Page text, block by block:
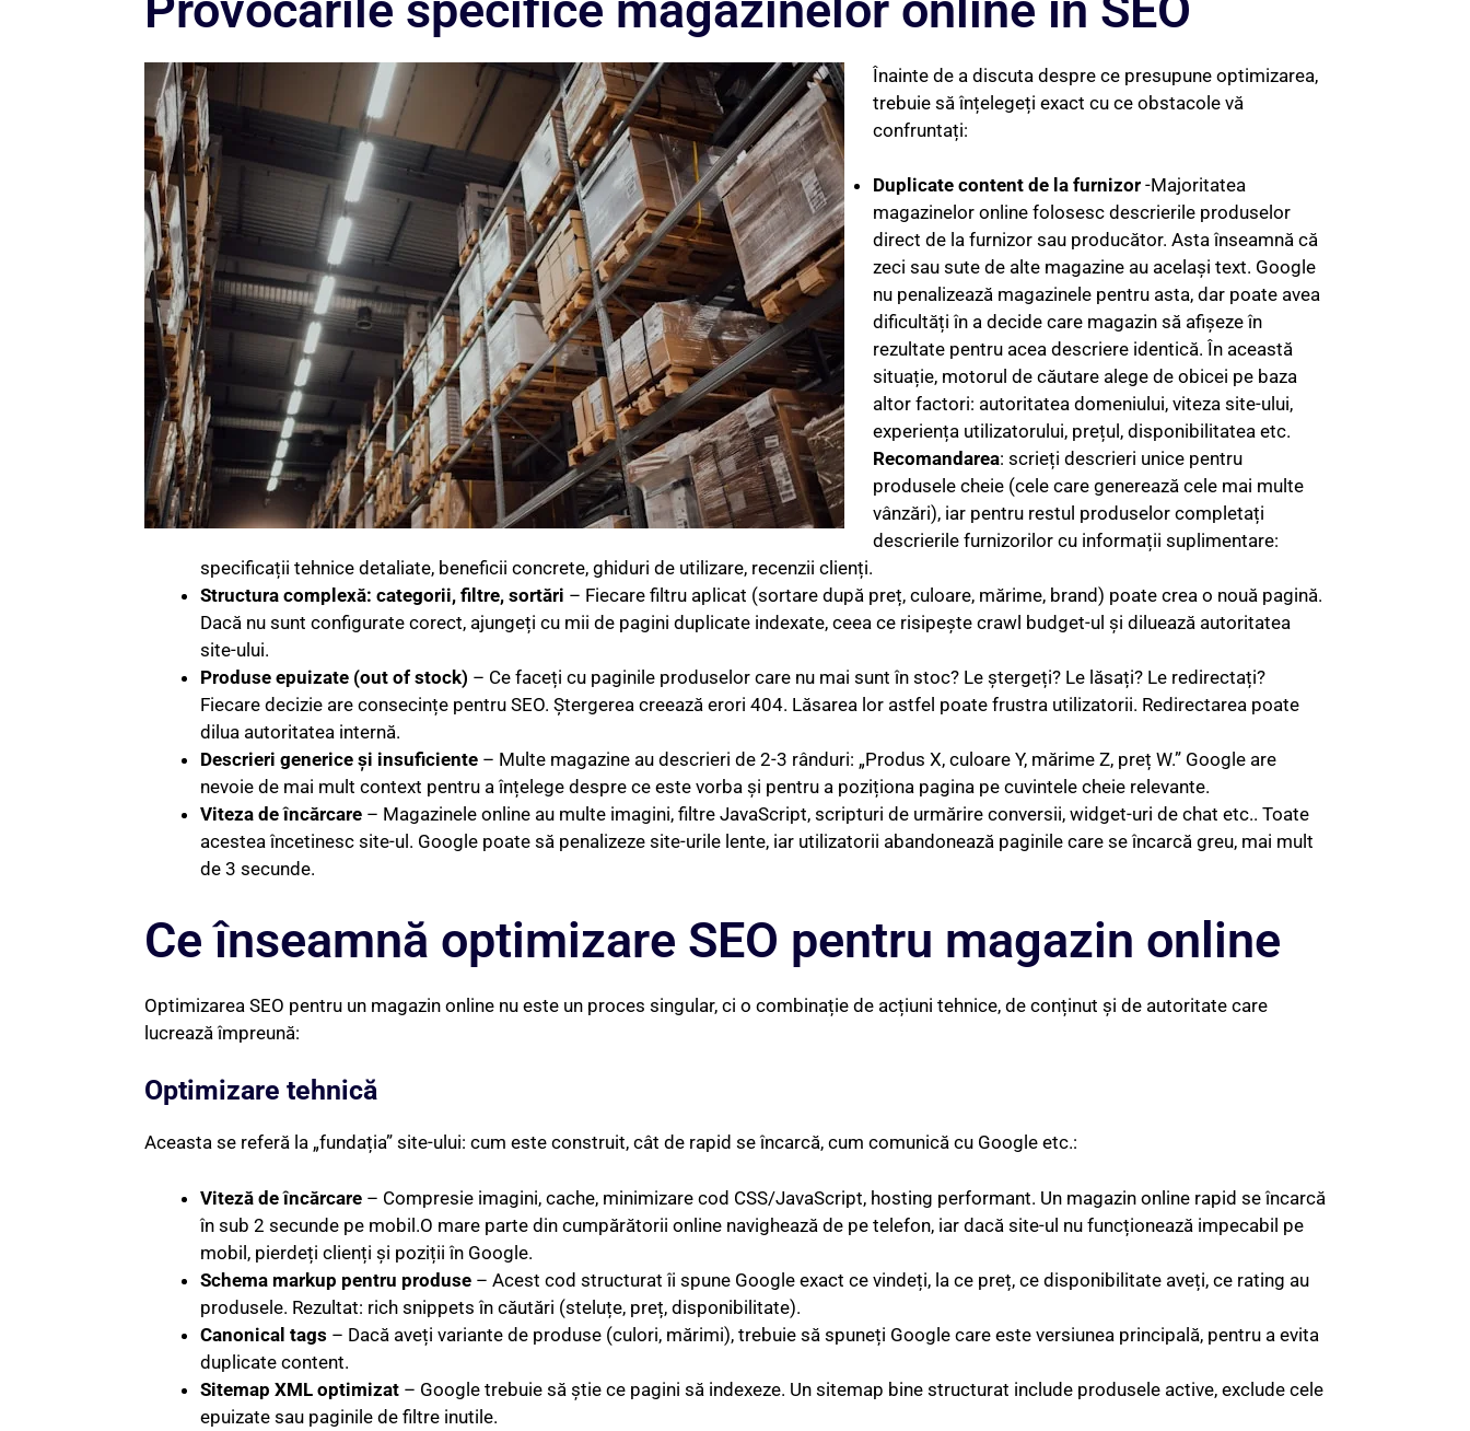
Înainte de a discuta despre ce presupune optimizarea,
trebuie să înțelegeți exact cu ce obstacole vă
confruntați:
Duplicate content de la furnizor-Majoritatea
magazinelor online folosesc descrierile produselor
direct de la furnizor sau producător. Asta înseamnă că
zeci sau sute de alte magazine au același text. Google
nu penalizează magazinele pentru asta, dar poate avea
dificultăți în a decide care magazin să afișeze în
rezultate pentru acea descriere identică. În această
situație, motorul de căutare alege de obicei pe baza
altor factori: autoritatea domeniului, viteza site-ului,
experiența utilizatorului, prețul, disponibilitatea etc.
Recomandarea: scrieți descrieri unice pentru
produsele cheie (cele care generează cele mai multe
vânzări), iar pentru restul produselor completați
descrierile furnizorilor cu informații suplimentare:
specificații tehnice detaliate, beneficii concrete, ghiduri de utilizare, recenzii clienți.
Structura complexă: categorii, filtre, sortări – Fiecare filtru aplicat (sortare după preț, culoare, mărime, brand) poate crea o nouă pagină.
Dacă nu sunt configurate corect, ajungeți cu mii de pagini duplicate indexate, ceea ce risipește crawl budget-ul și diluează autoritatea
site-ului.
Produse epuizate (out of stock) – Ce faceți cu paginile produselor care nu mai sunt în stoc? Le ștergeți? Le lăsați? Le redirectați?
Fiecare decizie are consecințe pentru SEO. Ștergerea creează erori 404. Lăsarea lor astfel poate frustra utilizatorii. Redirectarea poate
dilua autoritatea internă.
Descrieri generice și insuficiente – Multe magazine au descrieri de 2-3 rânduri: „Produs X, culoare Y, mărime Z, preț W.” Google are
nevoie de mai mult context pentru a înțelege despre ce este vorba și pentru a poziționa pagina pe cuvintele cheie relevante.
Viteza de încărcare – Magazinele online au multe imagini, filtre JavaScript, scripturi de urmărire conversii, widget-uri de chat etc.. Toate
acestea încetinesc site-ul. Google poate să penalizeze site-urile lente, iar utilizatorii abandonează paginile care se încarcă greu, mai mult
de 3 secunde.
Ce înseamnă optimizare SEO pentru magazin online
Optimizarea SEO pentru un magazin online nu este un proces singular, ci o combinație de acțiuni tehnice, de conținut și de autoritate care
lucrează împreună:
Optimizare tehnică
Aceasta se referă la „fundația” site-ului: cum este construit, cât de rapid se încarcă, cum comunică cu Google etc.:
Viteză de încărcare – Compresie imagini, cache, minimizare cod CSS/JavaScript, hosting performant. Un magazin online rapid se încarcă
în sub 2 secunde pe mobil.O mare parte din cumpărătorii online navighează de pe telefon, iar dacă site-ul nu funcționează impecabil pe
mobil, pierdeți clienți și poziții în Google.
Schema markup pentru produse – Acest cod structurat îi spune Google exact ce vindeți, la ce preț, ce disponibilitate aveți, ce rating au
produsele. Rezultat: rich snippets în căutări (steluțe, preț, disponibilitate).
Canonical tags – Dacă aveți variante de produse (culori, mărimi), trebuie să spuneți Google care este versiunea principală, pentru a evita
duplicate content.
Sitemap XML optimizat – Google trebuie să știe ce pagini să indexeze. Un sitemap bine structurat include produsele active, exclude cele
epuizate sau paginile de filtre inutile.